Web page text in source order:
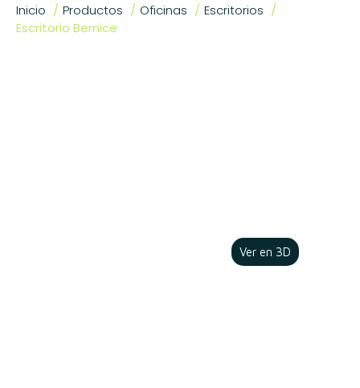
Inicio Productos Oficinas
Escritorios
Escritorio Bernice
Ver en 3D